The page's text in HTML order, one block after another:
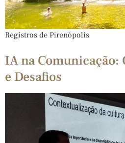
Registros de Pirenópolis
IA na Comunicação:
e Desafios